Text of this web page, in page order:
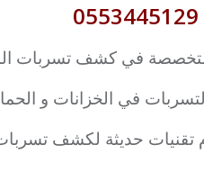
في كشف تسربات
في الخزانات و
تقنيات حديثة لكشف